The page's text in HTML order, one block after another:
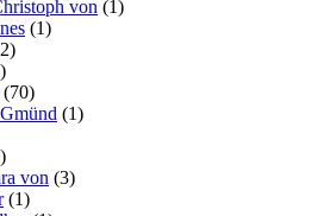
von (1)
(1)
(70)
(1)
von (3)
(1)